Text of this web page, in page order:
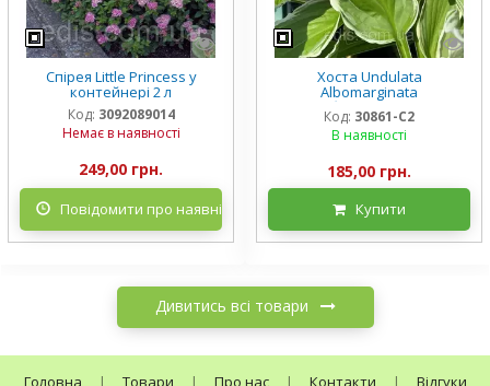
Спірея Little Princess у
контейнері 2 л
Код: 3092089014
Немає в наявності
249,00 грн.
Повідомити про наявність
Хоста Undulata
Albomarginata
(Альбомарджината)
контейнер 2 л, 3/+ розетки
Код: 30861-С2
В наявності
185,00 грн.
Купити
Дивитись всі товари
Головна | Товари | Про нас | Контакти | Відгуки